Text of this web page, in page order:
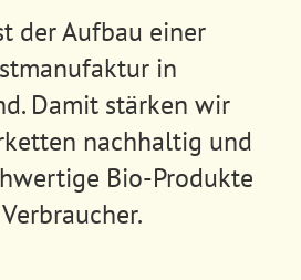
der Aufbau einer
in
Damit stärken wir
nachhaltig und
Bio-Produkte